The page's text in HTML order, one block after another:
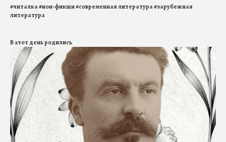
#читалка#нон-фикшн#современная литература#зарубежная
литература
В этот день родились